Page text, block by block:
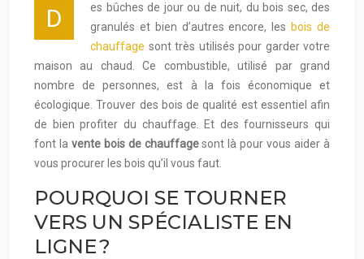
D
es bûches de jour ou de nuit, du bois sec, des
granulés et bien d’autres encore, les bois de
chauffage sont très utilisés pour garder votre
maison au chaud. Ce combustible, utilisé par grand
nombre de personnes, est à la fois économique et
écologique. Trouver des bois de qualité est essentiel afin
de bien profiter du chauffage. Et des fournisseurs qui
font la vente bois de chauffagesont là pour vous aider à
vous procurer les bois qu’il vous faut.
POURQUOI SE TOURNER
VERS UN SPÉCIALISTE EN
LIGNE ?